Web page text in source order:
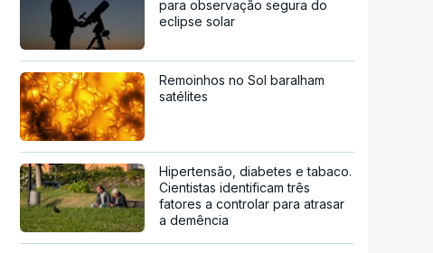
para observação segura do
eclipse solar
Remoinhos no Sol baralham
satélites
Hipertensão, diabetes e tabaco.
Cientistas identificam três
fatores a controlar para atrasar
a demência